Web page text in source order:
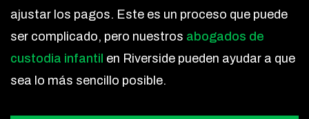
ajustar los pagos. Este es un proceso que puede
ser complicado, pero nuestros abogados de
custodia infantil en Riverside pueden ayudar a que
sea lo más sencillo posible.